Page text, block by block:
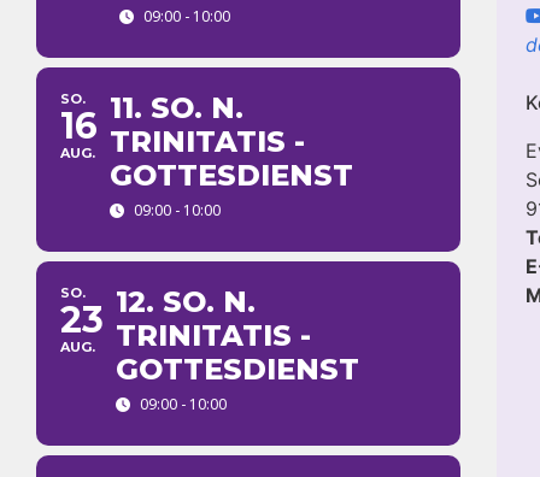
09:00 - 10:00
SO.
16
AUG.
11. SO. N.
TRINITATIS -
GOTTESDIENST
09:00 - 10:00
SO.
23
AUG.
12. SO. N.
TRINITATIS -
GOTTESDIENST
09:00 - 10:00